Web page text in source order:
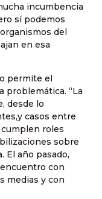
incumbencia
sí podemos
del
en esa
permite el
problemática. “La
desde lo
casos entre
cumplen roles
sobre
El año pasado,
con
medias y con